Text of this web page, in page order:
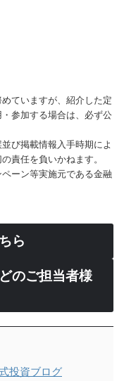
ていますが、紹介した定
参加する場合は、必ず公
び掲載情報入手時期によ
責任を負いかねます。
ーン等実施元である金融
ら
のご担当者様
投資ブログ